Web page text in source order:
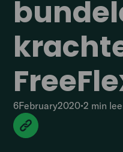
6February2020•2 min